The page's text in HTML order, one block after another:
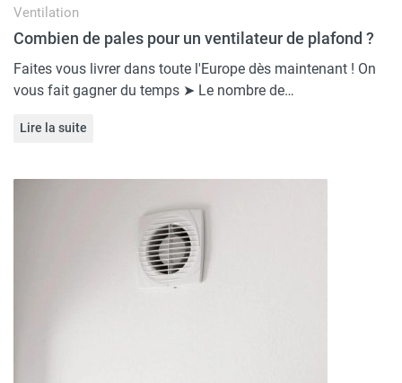
Ventilation
Combien de pales pour un ventilateur de plafond ?
Faites vous livrer dans toute l'Europe dès maintenant ! On
vous fait gagner du temps ➤ Le nombre de…
Lire la suite